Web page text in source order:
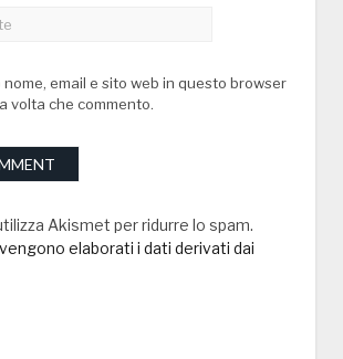
nome, email e sito web in questo browser
volta che commento.
Akismet per ridurre lo spam.
elaborati i dati derivati dai